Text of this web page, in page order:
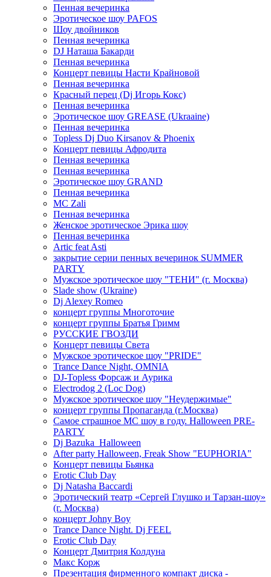
Пенная вечеринка
Эротическое шоу PAFOS
Шоу двойников
Пенная вечеринка
DJ Наташа Бакарди
Пенная вечеринка
Концерт певицы Насти Крайновой
Пенная вечеринка
Красный перец (Dj Игорь Кокс)
Пенная вечеринка
Эротическое шоу GREASE (Ukraaine)
Пенная вечеринка
Topless Dj Duo Kirsanov & Phoenix
Концерт певицы Афродита
Пенная вечеринка
Пенная вечеринка
Эротическое шоу GRAND
Пенная вечеринка
MC Zali
Пенная вечеринка
Женское эротическое Эрика шоу
Пенная вечеринка
Artic feat Asti
закрытие серии пенных вечеринок SUMMER
PARTY
Мужское эротическое шоу "ТЕНИ" (г. Москва)
Slade show (Ukraine)
Dj Alexey Romeo
концерт группы Многоточие
концерт группы Братья Гримм
РУССКИЕ ГВОЗДИ
Концерт певицы Света
Мужское эротическое шоу "PRIDE"
Trance Dance Night, OMNIA
DJ-Topless Форсаж и Аурика
Electrodog 2 (Loc Dog)
Мужское эротическое шоу "Неудержимые"
концерт группы Пропаганда (г.Москва)
Самое страшное МС шоу в году. Halloween PRE-
PARTY
Dj Bazuka_Halloween
After party Halloween, Freak Show "EUPHORIA"
Концерт певицы Бьянка
Erotic Club Day
Dj Natasha Baccardi
Эротический театр «Сергей Глушко и Тарзан-шоу»
(г. Москва)
концерт Johny Boy
Trance Dance Night. Dj FEEL
Erotic Club Day
Концерт Дмитрия Колдуна
Макс Корж
Презентация фирменного компакт диска -